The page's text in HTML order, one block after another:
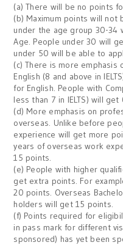
(a) There will be no points
(b) Maximum points will not
under the age group 30-34
Age. People under 30 will
under 50 will be able to
(c) There is more emphasis
English (8 and above in
for English. People with
less than 7 in IELTS) will
(d) More emphasis on
overseas. Unlike before
experience will get more
years of overseas work
15 points.
(e) People with higher
get extra points. For
20 points. Overseas
holders will get 15 points.
(f) Points required for
in pass mark for different
sponsored) has yet been